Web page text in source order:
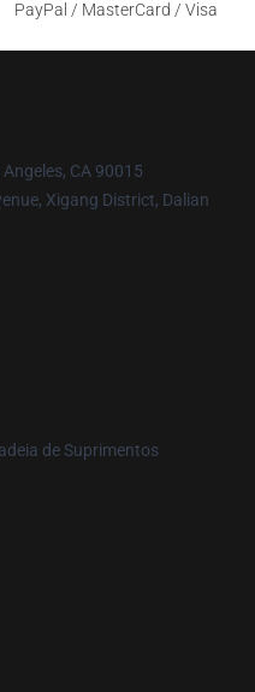
PayPal / MasterCard / Visa
CA 90015
Xigang District, Dalian
de Suprimentos